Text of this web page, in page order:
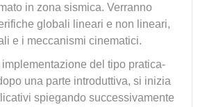
in zona sismica. Verranno
globali lineari e non lineari,
e i meccanismi cinematici.
implementazione del tipo pratica-
una parte introduttiva, si inizia
spiegando successivamente